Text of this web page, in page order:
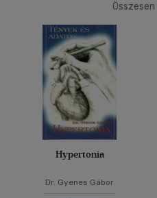
Korosztály szerint
Ifjúsági(5)
14 - 18 év (2)
mind(3)
Összesen
Hypertonia
Dr. Gyenes Gábor